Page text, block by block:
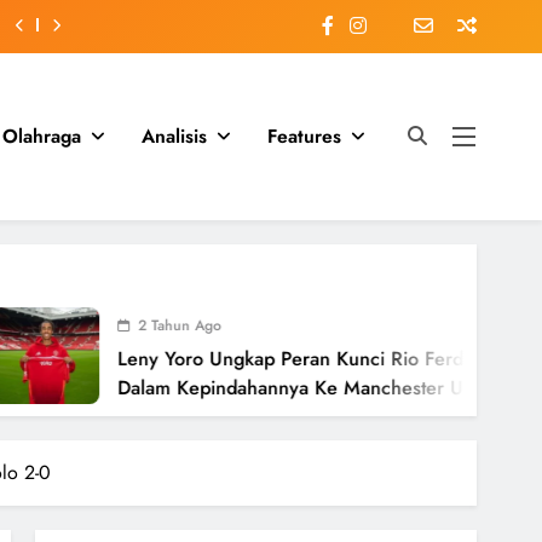
Olahraga Analisis Features
Ago
Yoro Ungkap Peran Kunci Rio Ferdinand
Kepindahannya Ke Manchester United
£58 Juta
2-0